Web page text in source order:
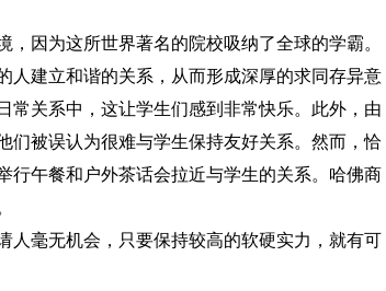
因为这所世界著名的院校吸纳了全球的学霸。
人建立和谐的关系，从而形成深厚的求同存异意
常关系中，这让学生们感到非常快乐。此外，由
们被误认为很难与学生保持友好关系。然而，恰
行午餐和户外茶话会拉近与学生的关系。哈佛商
人毫无机会，只要保持较高的软硬实力，就有可